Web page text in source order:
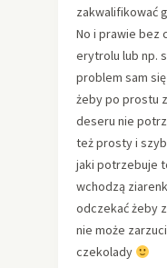
zakwalifikować
No i prawie bez
erytrolu lub np.
problem sam
żeby po prostu
deseru nie
też prosty i
jaki potrzebuje
wchodzą
odczekać żeby
nie może
czekolady